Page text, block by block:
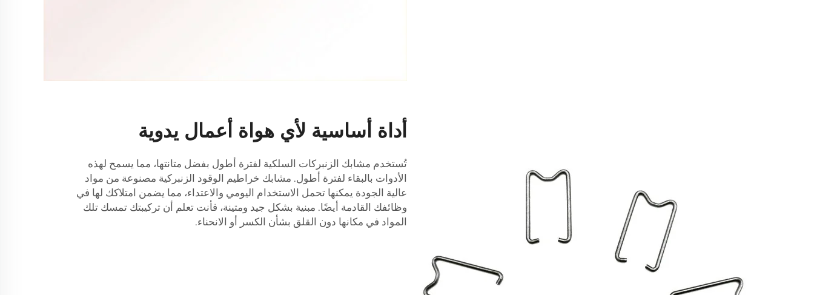
أداة أساسية لأي هواة أعمال يدوية
تُستخدم مشابك الزنبركات السلكية لفترة أطول بفضل متانتها، مما يسمح لهذه
الأدوات بالبقاء لفترة أطول. مشابك خراطيم الوقود الزنبركية مصنوعة من مواد
عالية الجودة يمكنها تحمل الاستخدام اليومي والاعتداء، مما يضمن امتلاكك لها في
وظائفك القادمة أيضًا. مبنية بشكل جيد ومتينة، فأنت تعلم أن تركيبتك تمسك تلك
المواد في مكانها دون القلق بشأن الكسر أو الانحناء.